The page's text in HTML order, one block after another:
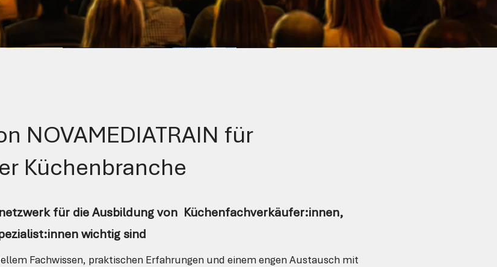
NOVAMEDIATRAIN für
Küchenbranche
für die Ausbildung von Küchenfachverkäufer:innen,
wichtig sind
Fachwissen, praktischen Erfahrungen und einem engen Austausch mit